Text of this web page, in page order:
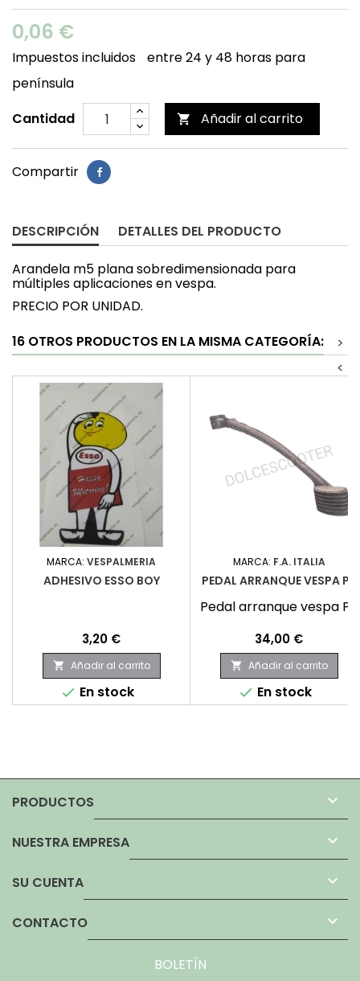
0,06 €
Impuestos incluidos
entre 24 y 48 horas para
península
Cantidad
 Añadir al carrito
Compartir
DESCRIPCIÓN DETALLES DEL PRODUCTO
Arandela m5 plana sobredimensionada para
múltiples aplicaciones en vespa.
PRECIO POR UNIDAD.
16 OTROS PRODUCTOS EN LA MISMA CATEGORÍA:
>
<
MARCA: VESPALMERIA
ADHESIVO ESSO BOY
Precio
3,20 €
 Añadir al carrito
 En stock
MARCA: F.A. ITALIA
PEDAL ARRANQUE VESPA PK
Pedal arranque vespa PK
Precio
34,00 €
 Añadir al carrito
 En stock
PRODUCTOS 
NUESTRA EMPRESA 
SU CUENTA 
CONTACTO 
BOLETÍN